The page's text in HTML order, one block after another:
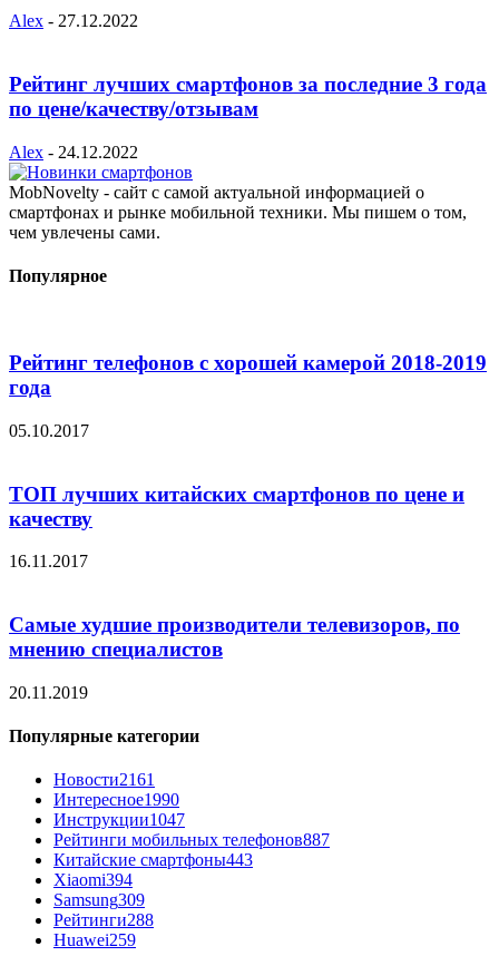
Alex - 27.12.2022
Рейтинг лучших смартфонов за последние 3 года
по цене/качеству/отзывам
Alex - 24.12.2022
MobNovelty - сайт с самой актуальной информацией о
смартфонах и рынке мобильной техники. Мы пишем о том,
чем увлечены сами.
Популярное
Рейтинг телефонов с хорошей камерой 2018-2019
года
05.10.2017
ТОП лучших китайских смартфонов по цене и
качеству
16.11.2017
Самые худшие производители телевизоров, по
мнению специалистов
20.11.2019
Популярные категории
Новости2161
Интересное1990
Инструкции1047
Рейтинги мобильных телефонов887
Китайские смартфоны443
Xiaomi394
Samsung309
Рейтинги288
Huawei259